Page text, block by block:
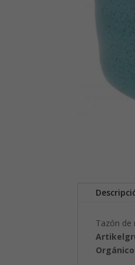
Tazón de